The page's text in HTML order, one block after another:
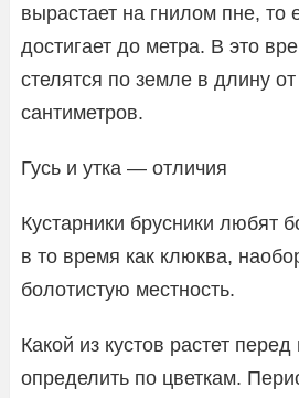
вырастает на гнилом пне, то
достигает до метра. В это
стелятся по земле в длину
сантиметров.
Гусь и утка — отличия
Кустарники брусники любят
в то время как клюква,
болотистую местность.
Какой из кустов растет
определить по цветкам.